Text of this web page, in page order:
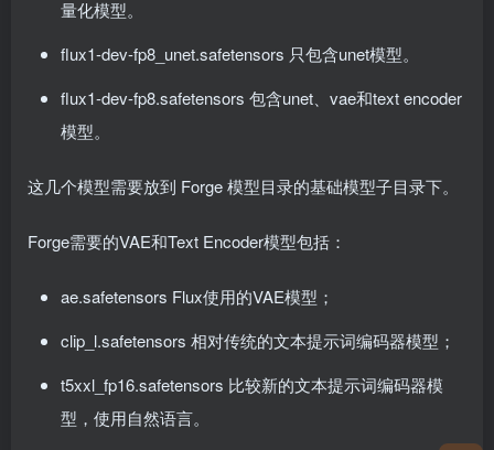
量化模型。
flux1-dev-fp8_unet.safetensors 只包含unet模型。
flux1-dev-fp8.safetensors 包含unet、vae和text encoder
模型。
这几个模型需要放到 Forge 模型目录的基础模型子目录下。
Forge需要的VAE和Text Encoder模型包括：
ae.safetensors Flux使用的VAE模型；
clip_l.safetensors 相对传统的文本提示词编码器模型；
t5xxl_fp16.safetensors 比较新的文本提示词编码器模
型，使用自然语言。